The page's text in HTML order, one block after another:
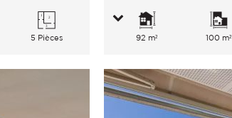
5 Pièces 92 m² 100 m²